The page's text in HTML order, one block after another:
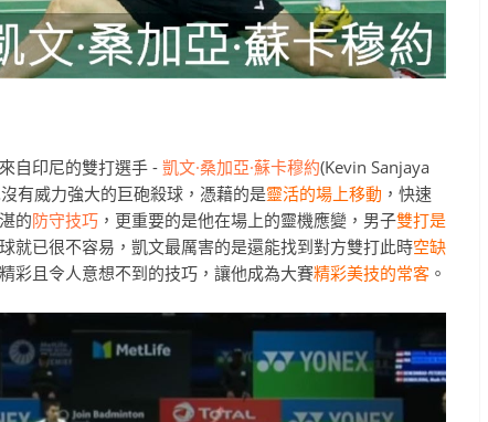
自印尼的雙打選手 - 凱文·桑加亞·蘇卡穆約(Kevin Sanjaya
有威力強大的巨砲殺球，憑藉的是靈活的場上移動 ，快速
的防守技巧 ，更重要的是他在場上的靈機應變，男子雙打是
就已很不容易，凱文最厲害的是還能找到對方雙打此時空缺
彩且令人意想不到的技巧，讓他成為大賽精彩美技的常客 。